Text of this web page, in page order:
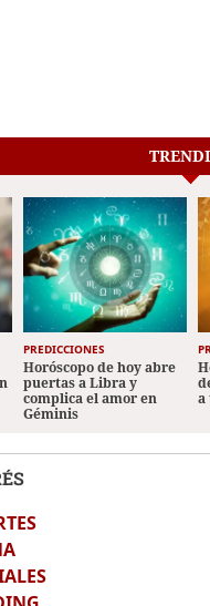
PREDICCIONES
Horóscopo de hoy abre
puertas a Libra y
complica el amor en
Géminis
a